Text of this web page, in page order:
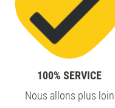
100% SERVICE
Nous allons plus loin